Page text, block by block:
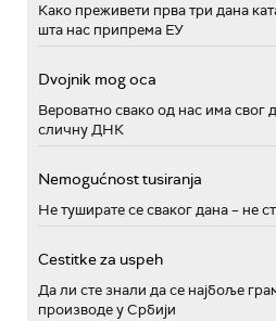
Како преживети прва три дана
шта нас припрема ЕУ
Dvojnik mog oca
Вероватно свако од нас има свог
сличну ДНК
Nemogućnost tusiranja
Не туширате се сваког дана – не
Cestitke za uspeh
Да ли сте знали да се најбоље
производе у Србији